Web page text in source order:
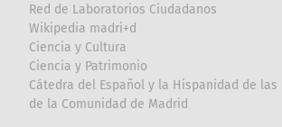
Red de Laboratorios Ciudadanos
Wikipedia madri+d
Ciencia y Cultura
Ciencia y Patrimonio
Cátedra del Español y la Hispanidad de
de la Comunidad de Madrid